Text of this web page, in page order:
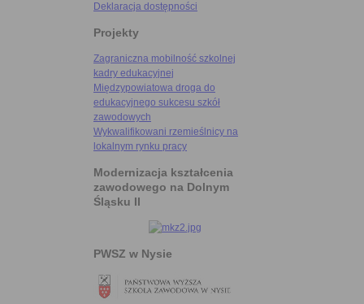
Deklaracja dostępności
Projekty
Zagraniczna mobilność szkolnej
kadry edukacyjnej
Międzypowiatowa droga do
edukacyjnego sukcesu szkół
zawodowych
Wykwalifikowani rzemieślnicy na
lokalnym rynku pracy
Modernizacja kształcenia
zawodowego na Dolnym
Śląsku II
PWSZ w Nysie